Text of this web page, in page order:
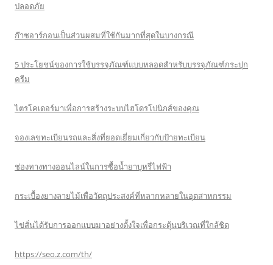
ปลอดภัย
ก๊าซอาร์กอนเป็นส่วนผสมที่ใช้กันมากที่สุดในบางกรณี
5 ประโยชน์ของการใช้บรรจุภัณฑ์แบบหลอดสำหรับบรรจุภัณฑ์กระปุก
ครีม
ไตรโคเดอร์มาเพื่อการสร้างระบบไฮโดรโปนิกส์ของคุณ
จองเลขทะเบียนรถและสิ่งที่ยอดเยี่ยมเกี่ยวกับป้ายทะเบียน
ช่องทางทางออนไลน์ในการซื้อน้ำยาบุหรี่ไฟฟ้า
กระเบื้องยางลายไม้เพื่อวัตถุประสงค์ที่หลากหลายในอุตสาหกรรม
ไข่สั่นได้รับการออกแบบมาอย่างตั้งใจเพื่อกระตุ้นบริเวณที่ใกล้ชิด
https://seo.z.com/th/